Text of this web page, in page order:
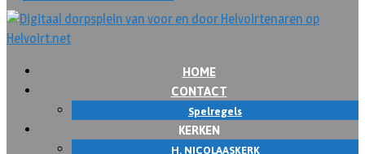
HOME
CONTACT
Spelregels
KERKEN
H. NICOLAASKERK